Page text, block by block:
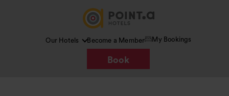
Our Hotels Become a Member My Bookings
Book